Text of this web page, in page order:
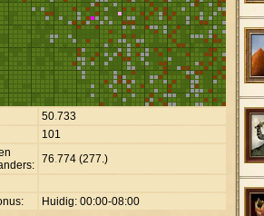
50.733
101
76.774 (277.)
Huidig: 00:00-08:00